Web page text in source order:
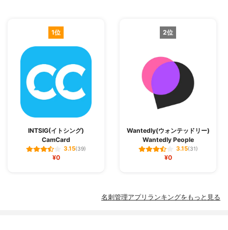
1位
INTSIG(イトシング)
CamCard
3.15(39)
¥0
2位
Wantedly(ウォンテッドリー)
Wantedly People
3.15(31)
¥0
名刺管理アプリランキングをもっと見る